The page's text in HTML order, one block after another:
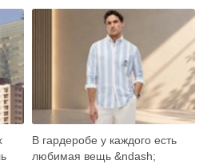
В гардеробе у каждого есть
любимая вещь &ndash;